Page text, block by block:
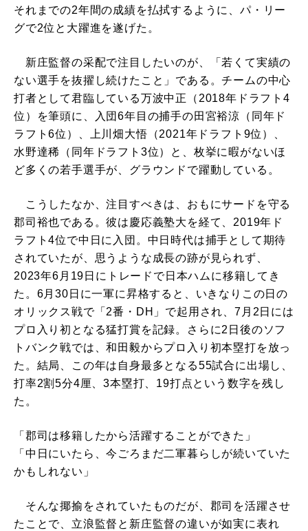
それまでの2年間の成績を払拭するように、パ・リー
グで2位と大躍進を遂げた。
新庄監督の采配で注目したいのが、「若くて実績の
ない選手を抜擢し続けたこと」である。チームの中心
打者として君臨している万波中正（2018年ドラフト4
位）を筆頭に、入団6年目の捕手の田宮裕涼（同年ド
ラフト6位）、上川畑大悟（2021年ドラフト9位）、
水野達稀（同年ドラフト3位）と、枚挙に暇がないほ
ど多くの若手選手が、グラウンドで躍動している。
こうしたなか、注目すべきは、おもにサードを守る
郡司裕也である。彼は慶応義塾大を経て、2019年ド
ラフト4位で中日に入団。中日時代は捕手として期待
されていたが、思うような成長の跡が見られず、
2023年6月19日にトレードで日本ハムに移籍してき
た。6月30日に一軍に昇格すると、いきなりこの日の
オリックス戦で「2番・DH」で起用され、7月2日には
プロ入り初となる猛打賞を記録。さらに2日後のソフ
トバンク戦では、和田毅からプロ入り初本塁打を放っ
た。結局、この年は自身最多となる55試合に出場し、
打率2割5分4厘、3本塁打、19打点という数字を残し
た。
「郡司は移籍したから活躍することができた」
「中日にいたら、今ごろまだ二軍暮らしが続いていた
かもしれない」
そんな揶揄をされていたものだが、郡司を活躍させ
たことで、立浪監督と新庄監督の違いが如実に表れ